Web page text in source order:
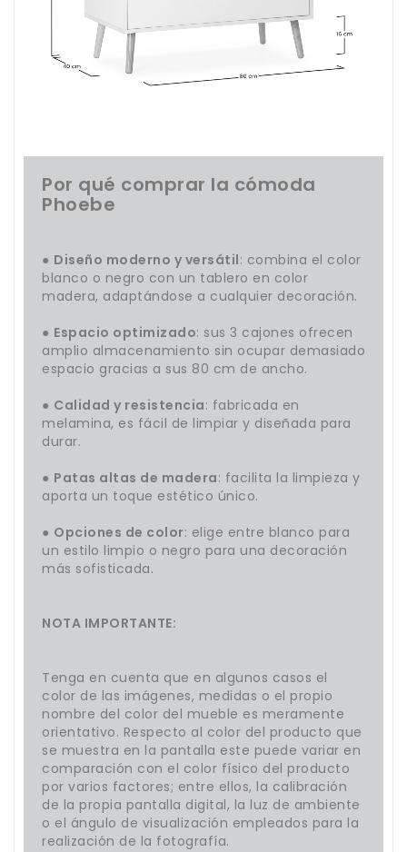
Por qué comprar la cómoda
Phoebe
● Diseño moderno y versátil: combina el color
blanco o negro con un tablero en color
madera, adaptándose a cualquier decoración.
● Espacio optimizado: sus 3 cajones ofrecen
amplio almacenamiento sin ocupar demasiado
espacio gracias a sus 80 cm de ancho.
● Calidad y resistencia: fabricada en
melamina, es fácil de limpiar y diseñada para
durar.
● Patas altas de madera: facilita la limpieza y
aporta un toque estético único.
● Opciones de color: elige entre blanco para
un estilo limpio o negro para una decoración
más sofisticada.
NOTA IMPORTANTE:
Tenga en cuenta que en algunos casos el
color de las imágenes, medidas o el propio
nombre del color del mueble es meramente
orientativo. Respecto al color del producto que
se muestra en la pantalla este puede variar en
comparación con el color físico del producto
por varios factores; entre ellos, la calibración
de la propia pantalla digital, la luz de ambiente
o el ángulo de visualización empleados para la
realización de la fotografía.